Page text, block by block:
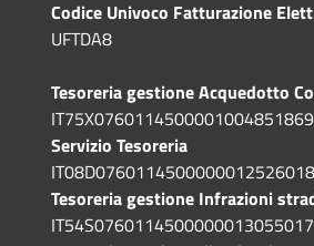
Codice Univoco Fatturazione
UFTDA8
Tesoreria gestione Acquedotto
IT75X0760114500001004851869
Servizio Tesoreria
IT08D0760114500000012526018
Tesoreria gestione Infrazioni
IT54S0760114500000013055017